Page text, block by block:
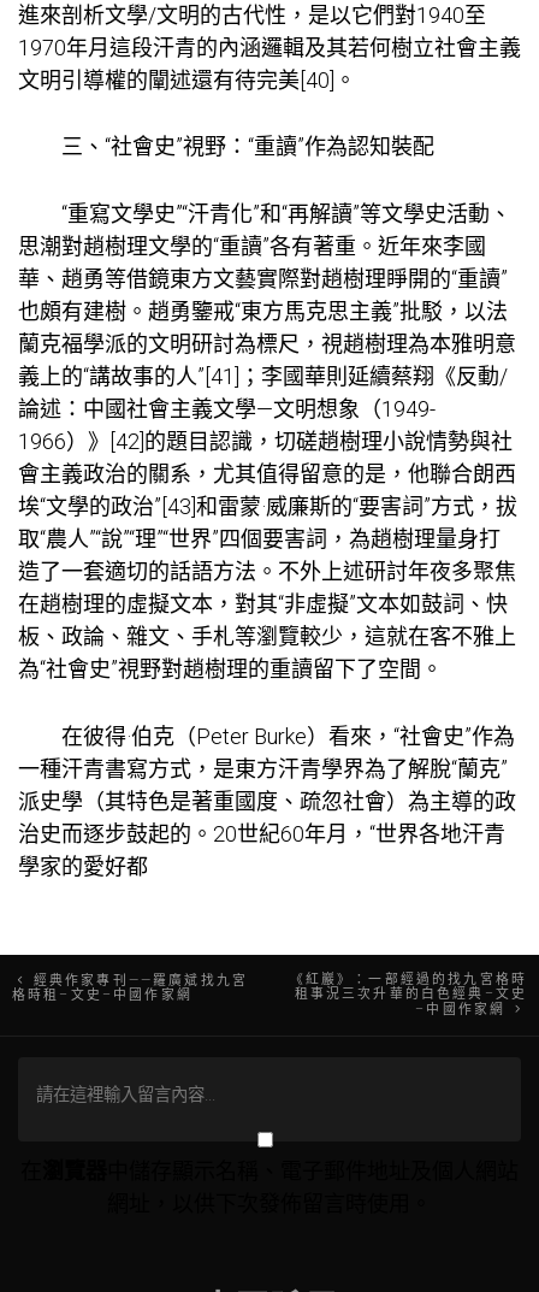
進來剖析文學/文明的古代性，是以它們對1940至
1970年月這段汗青的內涵邏輯及其若何樹立社會主義
文明引導權的闡述還有待完美[40]。
三、“社會史”視野：“重讀”作為認知裝配
“重寫文學史”“汗青化”和“再解讀”等文學史活動、
思潮對趙樹理文學的“重讀”各有著重。近年來李國
華、趙勇等借鏡東方文藝實際對趙樹理睜開的“重讀”
也頗有建樹。趙勇鑒戒“東方馬克思主義”批駁，以法
蘭克福學派的文明研討為標尺，視趙樹理為本雅明意
義上的“講故事的人”[41]；李國華則延續蔡翔《反動/
論述：中國社會主義文學—文明想象（1949-
1966）》[42]的題目認識，切磋趙樹理小說情勢與社
會主義政治的關系，尤其值得留意的是，他聯合朗西
埃“文學的政治”[43]和雷蒙·威廉斯的“要害詞”方式，拔
取“農人”“說”“理”“世界”四個要害詞，為趙樹理量身打
造了一套適切的話語方法。不外上述研討年夜多聚焦
在趙樹理的虛擬文本，對其“非虛擬”文本如鼓詞、快
板、政論、雜文、手札等瀏覽較少，這就在客不雅上
為“社會史”視野對趙樹理的重讀留下了空間。
在彼得·伯克（Peter Burke）看來，“社會史”作為
一種汗青書寫方式，是東方汗青學界為了解脫“蘭克”
派史學（其特色是著重國度、疏忽社會）為主導的政
治史而逐步鼓起的。20世紀60年月，“世界各地汗青
學家的愛好都
文
導
經典作家專刊——羅廣斌找九宮
格時租–文史–中國作家網
《紅巖》：一部經過的找九宮格時
租事況三次升華的白色經典–文史
–中國作家網